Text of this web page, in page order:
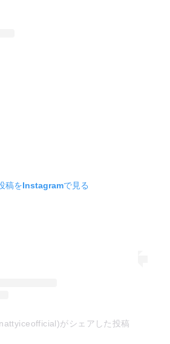
稿をInstagramで見る
がシェアした投稿